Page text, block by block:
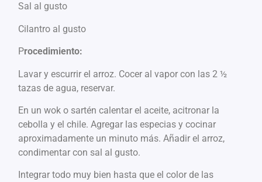
Sal al gusto
Cilantro al gusto
Procedimiento:
Lavar y escurrir el arroz. Cocer al vapor con las 2 ½
tazas de agua, reservar.
En un wok o sartén calentar el aceite, acitronar la
cebolla y el chile. Agregar las especias y cocinar
aproximadamente un minuto más. Añadir el arroz,
condimentar con sal al gusto.
Integrar todo muy bien hasta que el color de las